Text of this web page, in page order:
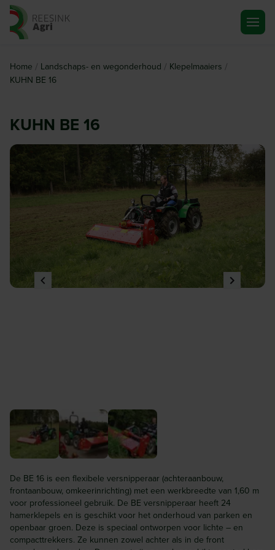
Home / Landschaps- en wegonderhoud / Klepelmaaiers /
KUHN BE 16
KUHN BE 16
De BE 16 is een flexibele versnipperaar (achteraanbouw,
frontaanbouw, omkeerinrichting) met een werkbreedte van 1,60 m
voor professioneel gebruik. De BE versnipperaar heeft 24
hamerklepels en is geschikt voor het onderhoud van parken en
openbaar groen. Deze is speciaal ontworpen voor lichte – en
compacttrekkers. Ze kunnen zowel achter als in de front